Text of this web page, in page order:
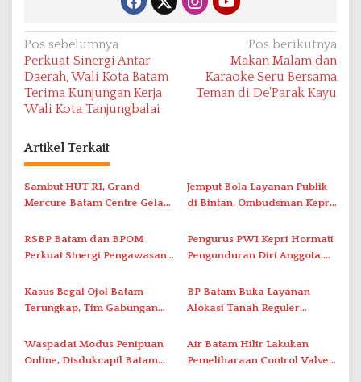
N
a
v
i
g
a
s
i
o
Pos sebelumnya
Perkuat Sinergi Antar
Daerah, Wali Kota Batam
Terima Kunjungan Kerja
Wali Kota Tanjungbalai
Pos berikutnya
Makan Malam dan
Karaoke Seru Bersama
Teman di De’Parak Kayu
Artikel Terkait
Sambut HUT RI, Grand
Mercure Batam Centre Gelar
Nusantara’
Jemput Bola Layanan Publik
di Bintan, Ombudsman Kepri
Solar Nelayan
RSBP Batam dan BPOM
Perkuat Sinergi Pengawasan
Pelayanan Kefarmasian
Pengurus PWI Kepri Hormati
Pengunduran Diri Anggota,
Administrasi ke Pusat
Kasus Begal Ojol Batam
Terungkap, Tim Gabungan
Simpang Dam
BP Batam Buka Layanan
Alokasi Tanah Reguler
Waspadai Modus Penipuan
Online, Disdukcapil Batam
Air Batam Hilir Lakukan
Pemeliharaan Control Valve,